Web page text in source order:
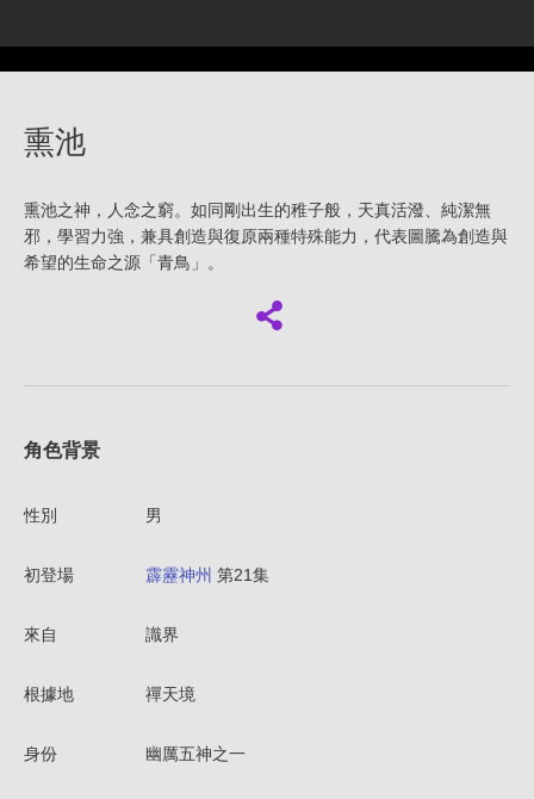
熏池
熏池之神，人念之窮。如同剛出生的稚子般，天真活潑、純潔無
邪，學習力強，兼具創造與復原兩種特殊能力，代表圖騰為創造與
希望的生命之源「青鳥」。
角色背景
性別 男
初登場 霹靂神州 第21集
來自 識界
根據地 禪天境
身份 幽厲五神之一